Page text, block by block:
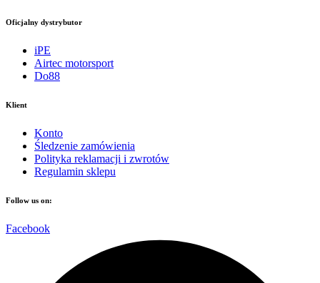
Oficjalny dystrybutor
iPE
Airtec motorsport
Do88
Klient
Konto
Śledzenie zamówienia
Polityka reklamacji i zwrotów
Regulamin sklepu
Follow us on:
Facebook